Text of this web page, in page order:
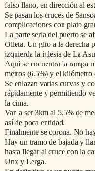
falso llano, en dirección al
Se pasan los cruces de
complicaciones con plato
La parte seria del puerto se
Olleta. Un giro a la derecha
izquierda la iglesia de La
Aquí se encuentra la rampa
metros (6.5%) y el kilómetro
Se enlazan varias curvas y
rápidamente y permitiendo
la cima.
Van a ser 3km al 5.5% de
así de poca entidad.
Finalmente se corona. No
Hay un tramo de bajada y
hasta llegar al cruce con la
Unx y Lerga.